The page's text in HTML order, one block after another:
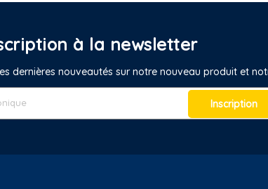
à la newsletter
dernières nouveautés sur notre nouveau produit et
Inscription